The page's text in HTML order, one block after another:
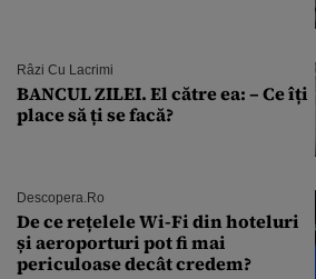
Râzi Cu Lacrimi
BANCUL ZILEI. El către ea: – Ce îți
place să ți se facă?
Descopera.ro
De ce rețelele Wi-Fi din hoteluri
și aeroporturi pot fi mai
periculoase decât credem?